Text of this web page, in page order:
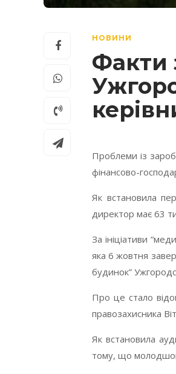
НОВИНИ
Факти
Проблеми із
фінансово-
Як встановила
директор має 63
За ініціативи
яка 6 жовтня
будинок”
Про це стало
правозахисника
Як встановила
тому, що